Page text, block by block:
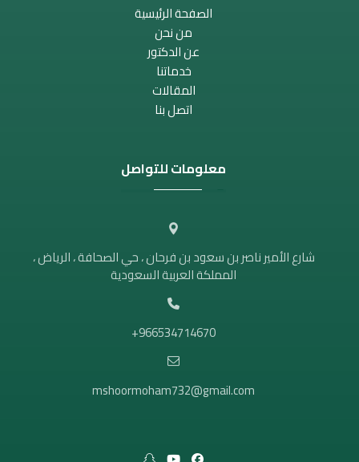
الصفحة الرئيسية
من نحن
عن الدكتور
خدماتنا
المقالات
اتصل بنا
معلومات للتواصل
شارع الأمير ناصر بن سعود بن فرحان ، حي الصحافة ، الرياض ،
المملكة العربية السعودية
966534714670+
mshoormoham732@gmail.com